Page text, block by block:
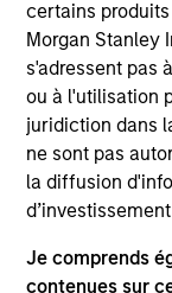
certains
Morgan Stanley
s'adressent pas
ou à l'utilisation
juridiction dans
ne sont pas
la diffusion
Je comprends
contenues sur
current role,
application
(Hons) in
Management
Advanced
Technologies
Manchester. He